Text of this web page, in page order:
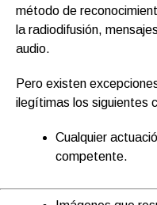
método de
la radiodifusión,
audio.
Pero existen
ilegítimas los siguientes
Cualquier
competente.